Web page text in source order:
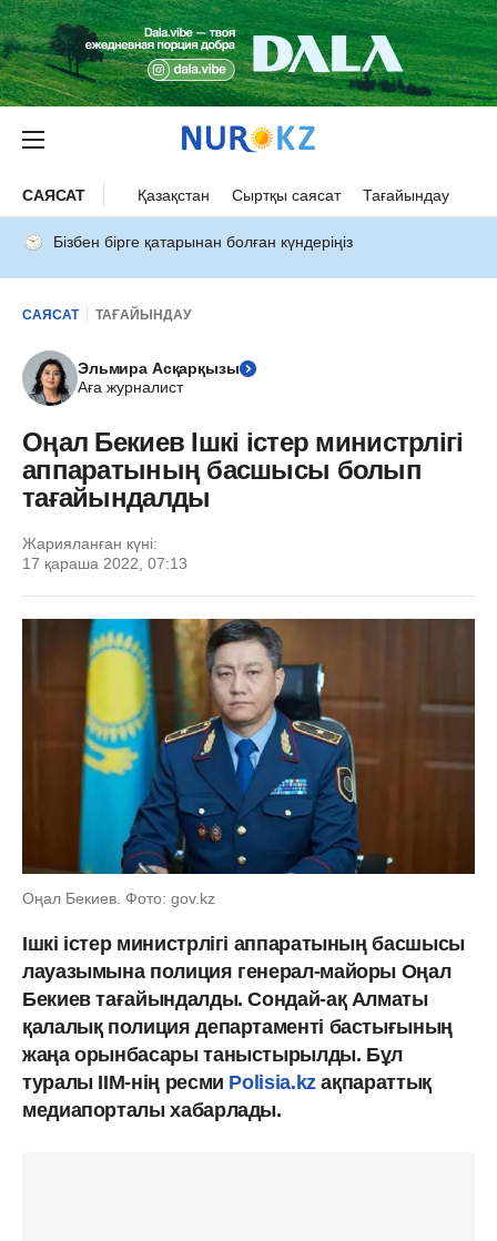
САЯСАТ Қазақстан Сыртқы саясат Тағайындау
Бізбен бірге қатарынан болған күндеріңіз
САЯСАТ ТАҒАЙЫНДАУ
Эльмира Асқарқызы
Аға журналист
Оңал Бекиев Ішкі істер министрлігі
аппаратының басшысы болып
тағайындалды
Жарияланған күні:
17 қараша 2022, 07:13
Оңал Бекиев. Фото: gov.kz
Ішкі істер министрлігі аппаратының басшысы
лауазымына полиция генерал-майоры Оңал
Бекиев тағайындалды. Сондай-ақ Алматы
қалалық полиция департаменті бастығының
жаңа орынбасары таныстырылды. Бұл
туралы ІІМ-нің ресми Polisia.kzақпараттық
медиапорталы хабарлады.